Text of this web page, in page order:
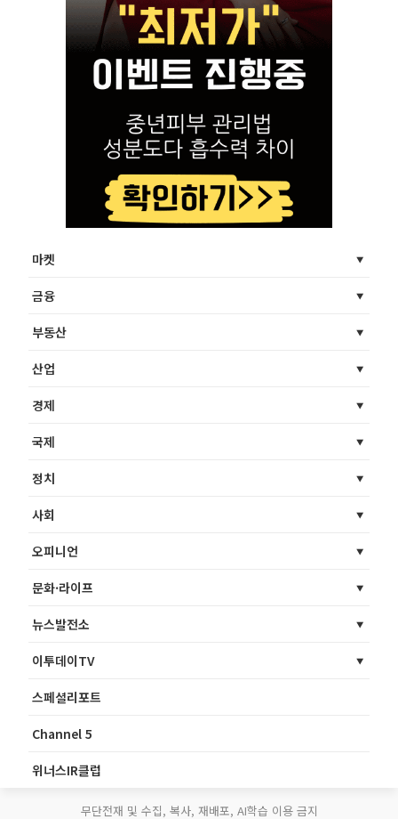
마켓
금융
부동산
산업
경제
국제
정치
사회
오피니언
문화·라이프
뉴스발전소
이투데이TV
스페셜리포트
Channel 5
위너스IR클럽
무단전재 및 수집, 복사, 재배포, AI학습 이용 금지